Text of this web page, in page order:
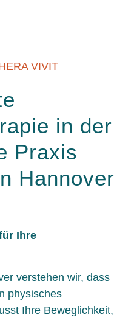
VIVIT
in der
Praxis
Hannover
Ihre
verstehen wir, dass
physisches
Ihre Beweglichkeit,